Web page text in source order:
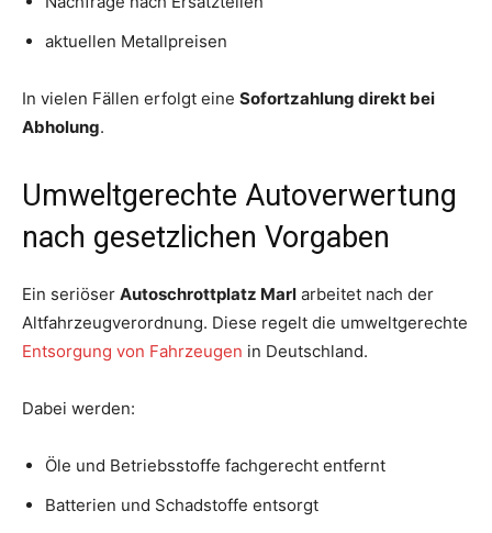
aktuellen Metallpreisen
In vielen Fällen erfolgt eine Sofortzahlung direkt bei
Abholung.
Umweltgerechte Autoverwertung
nach gesetzlichen Vorgaben
Ein seriöser Autoschrottplatz Marl arbeitet nach der
Altfahrzeugverordnung. Diese regelt die umweltgerechte
Entsorgung von Fahrzeugen in Deutschland.
Dabei werden:
Öle und Betriebsstoffe fachgerecht entfernt
Batterien und Schadstoffe entsorgt